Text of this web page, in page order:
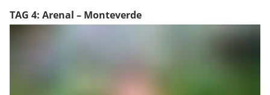
TAG 4: Arenal – Monteverde